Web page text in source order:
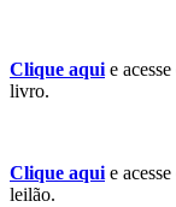
Clique aquie
livro.
Clique aquie
leilão.